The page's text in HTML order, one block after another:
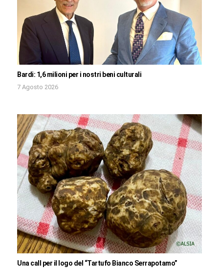
Bardi: 1,6 milioni per i nostri beni culturali
7 Agosto 2026
Una call per il logo del “Tartufo Bianco Serrapotamo”